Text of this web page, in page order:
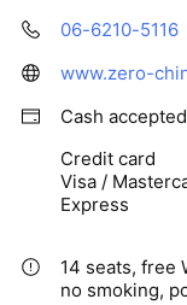
06-6210-5116
www.zero-
Cash accepted
Credit card
Visa /
Express
14 seats, free
no smoking,